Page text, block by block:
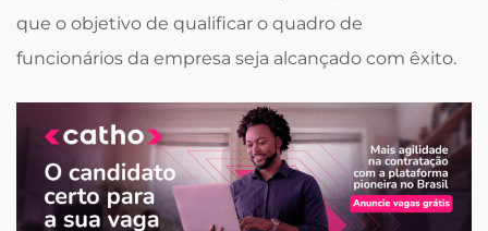
que o objetivo de qualificar o quadro de
funcionários da empresa seja alcançado com êxito.